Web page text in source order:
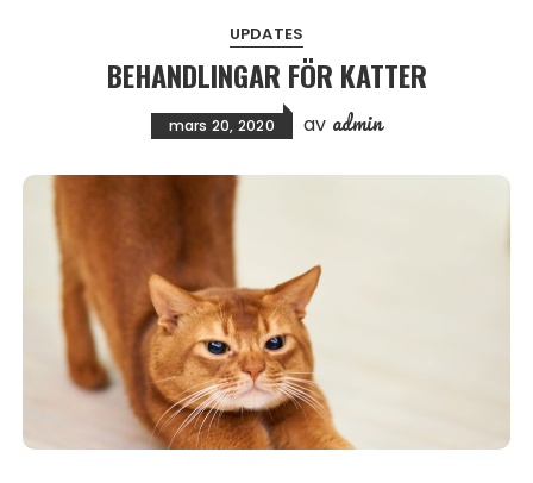
UPDATES
BEHANDLINGAR FÖR KATTER
mars 20, 2020 av admin